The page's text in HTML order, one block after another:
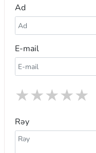
Ad
E-mail
★
★
★
★
★
Rəy